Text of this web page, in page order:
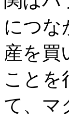
につな
産を買
ことを
て、マ